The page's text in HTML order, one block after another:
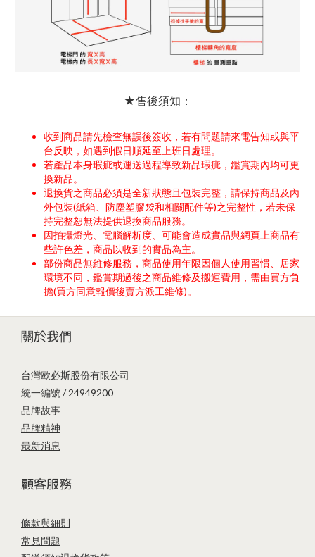
★售後須知：
收到商品請先檢查無誤後簽收，若有問題請來電告知或與平
台反映，如遇到假日順延至上班日處理。
若產品本身瑕疵或運送過程導致新品瑕疵，鑑賞期內均可更
換新品。
退換貨之商品必須是全新狀態且包裝完整，請保持商品及內
外包裝(紙箱、防塵塑膠袋和相關配件等)之完整性，若未保
持完整恕無法提供退換商品服務。
因拍攝燈光、電腦解析度、可能會造成實品與網頁上商品有
些許色差，商品以收到的實品為主。
部份商品無維修服務，商品使用年限因個人使用習慣、居家
環境不同，鑑賞期過後之商品維修及搬運費用，需由買方負
擔(買方同意報價後賣方派工維修)。
關於我們
台灣歐必斯股份有限公司
統一編號 / 24949200
品牌故事
品牌精神
最新消息
顧客服務
條款與細則
常見問題